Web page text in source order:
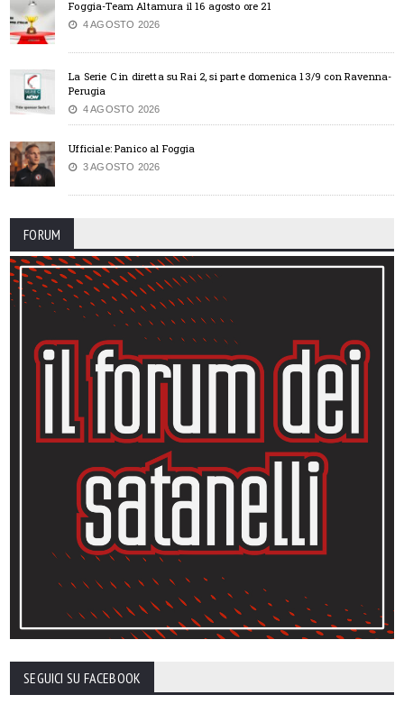
Foggia-Team Altamura il 16 agosto ore 21
4 AGOSTO 2026
La Serie C in diretta su Rai 2, si parte domenica 13/9 con Ravenna-
Perugia
4 AGOSTO 2026
Ufficiale: Panico al Foggia
3 AGOSTO 2026
FORUM
SEGUICI SU FACEBOOK